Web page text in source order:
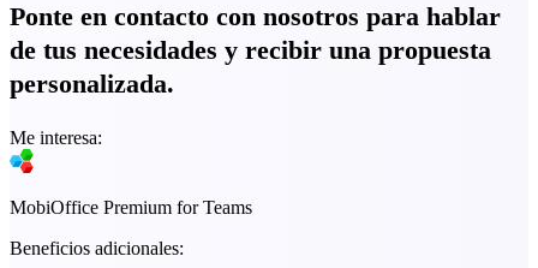
Ponte en contacto con nosotros para hablar
de tus necesidades y recibir una propuesta
personalizada.
Me interesa:
MobiOffice Premium for Teams
Beneficios adicionales: